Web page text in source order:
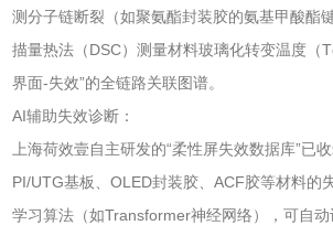
测分子链断裂（如聚氨酯封装胶的氨基甲酸酯
描量热法（DSC）测量材料玻璃化转变温度（
界面-失效”的全链路关联图谱。
AI辅助失效诊断：
上海荷效壹自主研发的“柔性屏失效数据库”已
PI/UTG基板、OLED封装胶、ACF胶等材料的
学习算法（如Transformer神经网络），可自